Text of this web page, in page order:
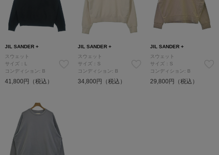
JIL SANDER +
スウェット
サイズ：L
コンディション: B
41,800円（税込）
JIL SANDER +
スウェット
サイズ：S
コンディション: B
34,800円（税込）
JIL SANDER +
スウェット
サイズ：S
コンディション: B
29,800円（税込）